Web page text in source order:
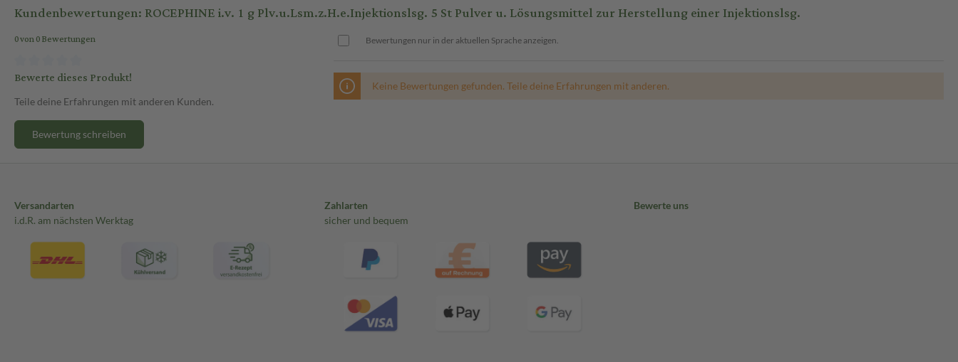
Kundenbewertungen: ROCEPHINE i.v. 1 g Plv.u.Lsm.z.H.e.Injektionslsg. 5 St Pulver u. Lösungsmittel zur Herstellung einer Injektionslsg.
0 von 0 Bewertungen
Bewerte dieses Produkt!
Teile deine Erfahrungen mit anderen Kunden.
Bewertung schreiben
Bewertungen nur in der aktuellen Sprache anzeigen.
Keine Bewertungen gefunden. Teile deine Erfahrungen mit anderen.
Versandarten
i.d.R. am nächsten Werktag
Zahlarten
sicher und bequem
Bewerte uns